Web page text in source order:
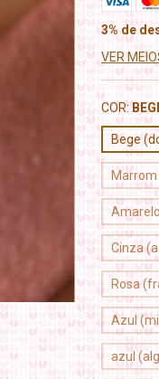
3% de
VER
COR:
Bege
Cinza
Rosa
Azul
azul